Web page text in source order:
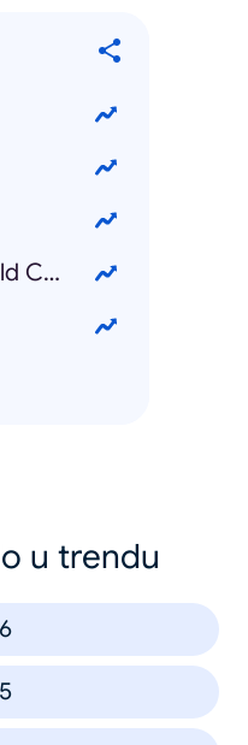
2007 Cricket World Cup
u trendu